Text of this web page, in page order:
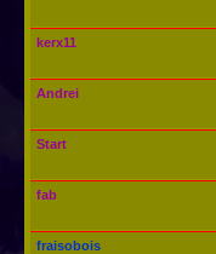
kerx11
Andrei
Start
fab
fraisobois